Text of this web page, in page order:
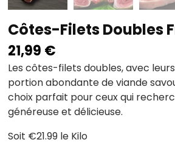
Côtes-Filets Doubles
21,99 €
Les côtes-filets doubles, avec
portion abondante de viande
choix parfait pour ceux qui
généreuse et délicieuse.
Soit €21.99 le Kilo